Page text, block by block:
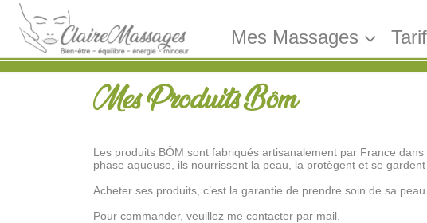
Mes Massages
Mes Produits Bôm
Les produits BÔM sont fabriqués artisanalement par France
phase aqueuse, ils nourrissent la peau, la protègent et se gardent
Acheter ses produits, c’est la garantie de prendre soin de sa
Pour commander, veuillez me contacter par mail.